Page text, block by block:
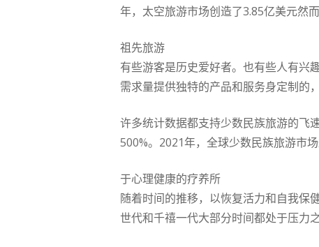
年，太空旅游市场创造了3.85亿美元然
祖先旅游
有些游客是历史爱好者。也有些人有兴
需求量提供独特的产品和服务身定制的
许多统计数据都支持少数民族旅游的飞
500%。2021年，全球少数民族旅游市
于心理健康的疗养所
随着时间的推移，以恢复活力和自我保
世代和千禧一代大部分时间都处于压力